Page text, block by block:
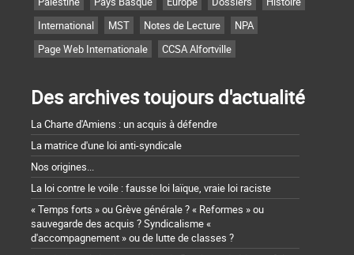
International
MST Notes de Lecture
NPA
Page Web Internationale
CCSA Alfortville
Des archives toujours d'actualité
La Charte d'Amiens : un acquis à défendre
La matrice d'une loi anti-syndicale
Nos origines...
La loi contre le voile : fausse loi laïque, vraie loi raciste
« Temps forts » ou Grève générale ? « Reformes » ou
sauvegarde des acquis ? Syndicalisme «
d'accompagnement » ou de lutte de classes ?